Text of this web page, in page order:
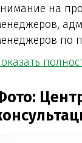
на
по